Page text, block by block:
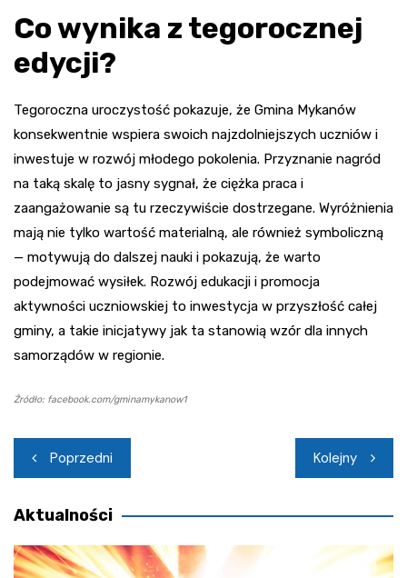
Co wynika z tegorocznej
edycji?
Tegoroczna uroczystość pokazuje, że Gmina Mykanów
konsekwentnie wspiera swoich najzdolniejszych uczniów i
inwestuje w rozwój młodego pokolenia. Przyznanie nagród
na taką skalę to jasny sygnał, że ciężka praca i
zaangażowanie są tu rzeczywiście dostrzegane. Wyróżnienia
mają nie tylko wartość materialną, ale również symboliczną
— motywują do dalszej nauki i pokazują, że warto
podejmować wysiłek. Rozwój edukacji i promocja
aktywności uczniowskiej to inwestycja w przyszłość całej
gminy, a takie inicjatywy jak ta stanowią wzór dla innych
samorządów w regionie.
Źródło: facebook.com/gminamykanow1
Nawigacja
wpisu
Poprzedni Kolejny
Aktualności